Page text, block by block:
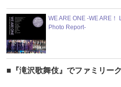
WE ARE ONE -WE ARE！
Photo Report-
■『滝沢歌舞伎』でファミリー